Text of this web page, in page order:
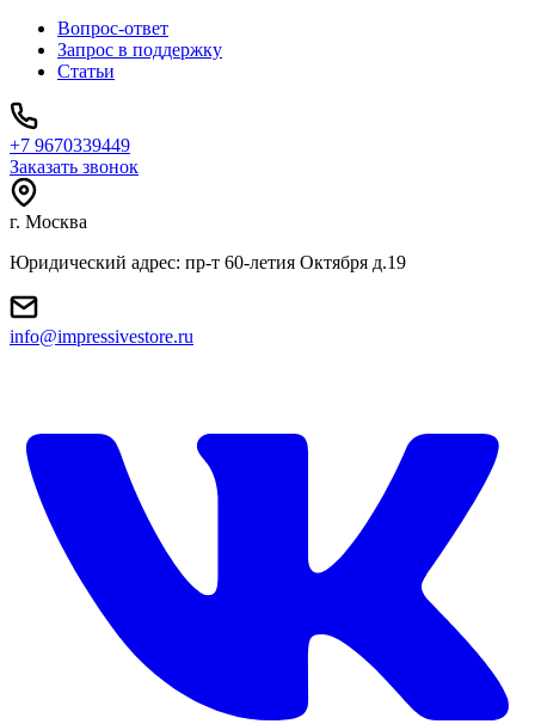
Вопрос-ответ
Запрос в поддержку
Статьи
+7 9670339449
Заказать звонок
г. Москва
Юридический адрес: пр-т 60-летия Октября д.19
info@impressivestore.ru